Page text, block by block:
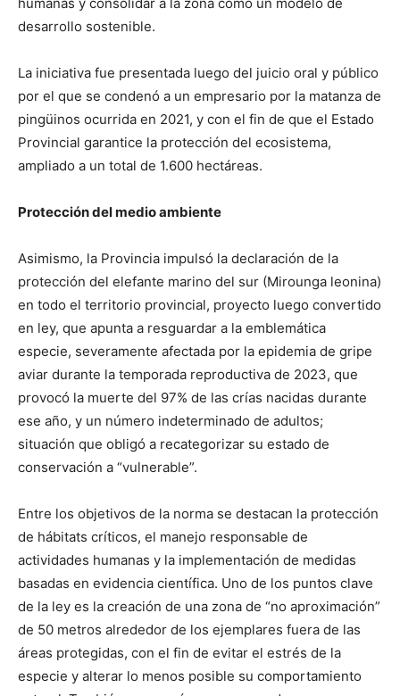
desarrollo sostenible.
La iniciativa fue presentada luego del juicio oral y público
por el que se condenó a un empresario por la matanza de
pingüinos ocurrida en 2021, y con el fin de que el Estado
Provincial garantice la protección del ecosistema,
ampliado a un total de 1.600 hectáreas.
Protección del medio ambiente
Asimismo, la Provincia impulsó la declaración de la
protección del elefante marino del sur (Mirounga leonina)
en todo el territorio provincial, proyecto luego convertido
en ley, que apunta a resguardar a la emblemática
especie, severamente afectada por la epidemia de gripe
aviar durante la temporada reproductiva de 2023, que
provocó la muerte del 97% de las crías nacidas durante
ese año, y un número indeterminado de adultos;
situación que obligó a recategorizar su estado de
conservación a “vulnerable”.
Entre los objetivos de la norma se destacan la protección
de hábitats críticos, el manejo responsable de
actividades humanas y la implementación de medidas
basadas en evidencia científica. Uno de los puntos clave
de la ley es la creación de una zona de “no aproximación”
de 50 metros alrededor de los ejemplares fuera de las
áreas protegidas, con el fin de evitar el estrés de la
especie y alterar lo menos posible su comportamiento